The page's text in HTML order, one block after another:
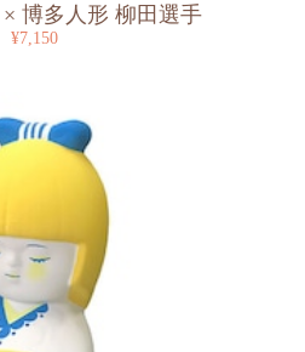
博多人形 柳田選手
¥7,150